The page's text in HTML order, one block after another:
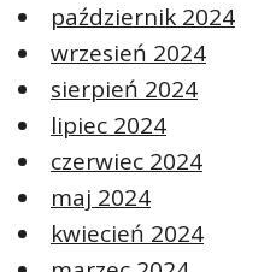
październik 2024
wrzesień 2024
sierpień 2024
lipiec 2024
czerwiec 2024
maj 2024
kwiecień 2024